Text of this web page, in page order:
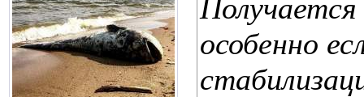
особенно